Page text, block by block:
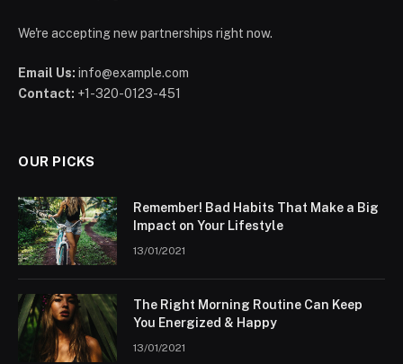
We're accepting new partnerships right now.
Email Us: info@example.com
Contact: +1-320-0123-451
OUR PICKS
Remember! Bad Habits That Make a Big
Impact on Your Lifestyle
13/01/2021
The Right Morning Routine Can Keep
You Energized & Happy
13/01/2021